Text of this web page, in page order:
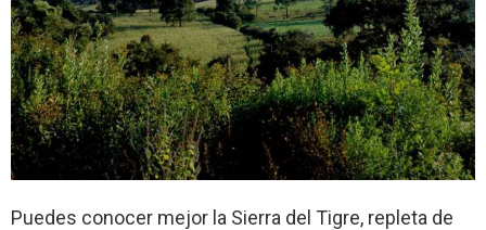
Puedes conocer mejor la Sierra del Tigre, repleta de